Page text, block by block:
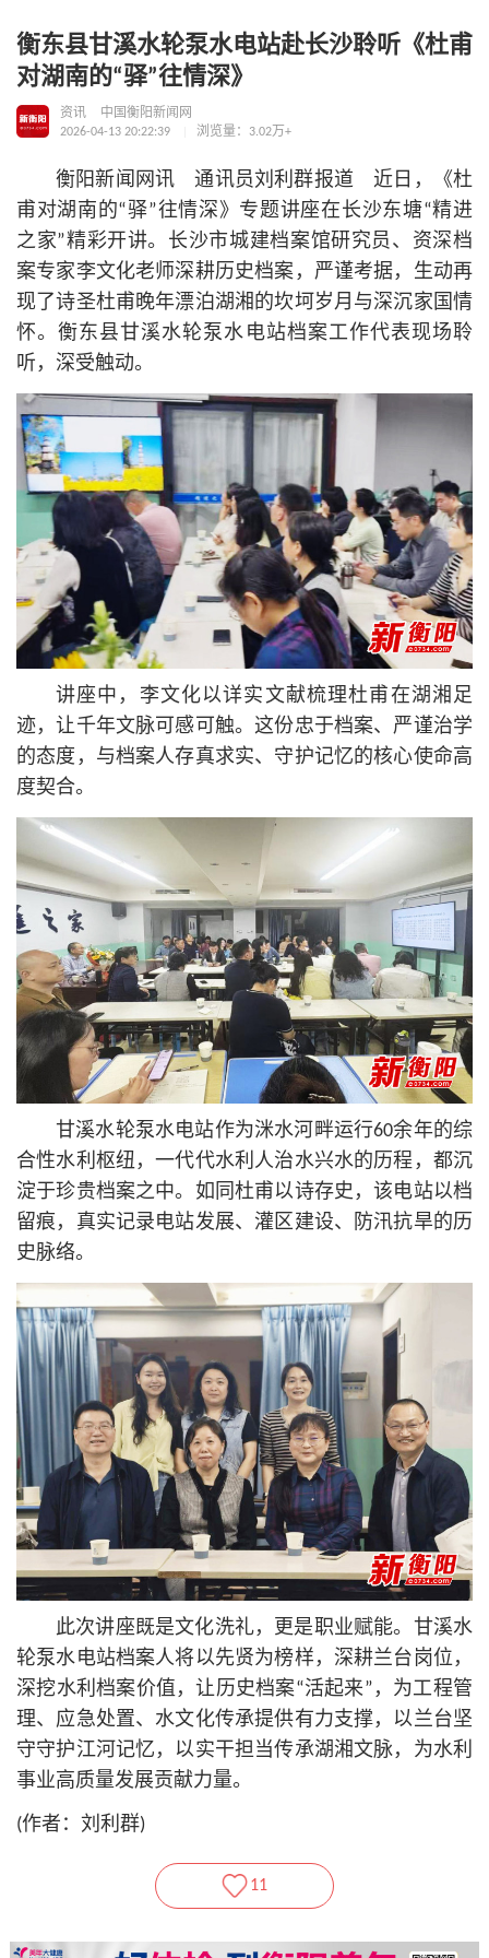
衡东县甘溪水轮泵水电站赴长沙聆听《杜甫
对湖南的“驿”往情深》
资讯
中国衡阳新闻网
2026-04-13 20:22:39
浏览量：3.02万+
衡阳新闻网讯 通讯员刘利群报道 近日，《杜
甫对湖南的“驿”往情深》专题讲座在长沙东塘“精进
之家”精彩开讲。长沙市城建档案馆研究员、资深档
案专家李文化老师深耕历史档案，严谨考据，生动再
现了诗圣杜甫晚年漂泊湖湘的坎坷岁月与深沉家国情
怀。衡东县甘溪水轮泵水电站档案工作代表现场聆
听，深受触动。
讲座中，李文化以详实文献梳理杜甫在湖湘足
迹，让千年文脉可感可触。这份忠于档案、严谨治学
的态度，与档案人存真求实、守护记忆的核心使命高
度契合。
甘溪水轮泵水电站作为洣水河畔运行60余年的综
合性水利枢纽，一代代水利人治水兴水的历程，都沉
淀于珍贵档案之中。如同杜甫以诗存史，该电站以档
留痕，真实记录电站发展、灌区建设、防汛抗旱的历
史脉络。
此次讲座既是文化洗礼，更是职业赋能。甘溪水
轮泵水电站档案人将以先贤为榜样，深耕兰台岗位，
深挖水利档案价值，让历史档案“活起来”，为工程管
理、应急处置、水文化传承提供有力支撑，以兰台坚
守守护江河记忆，以实干担当传承湖湘文脉，为水利
事业高质量发展贡献力量。
(作者：刘利群)
11